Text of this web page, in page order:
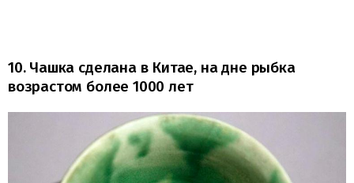
10. Чашка сделана в Китае, на дне рыбка
возрастом более 1000 лет